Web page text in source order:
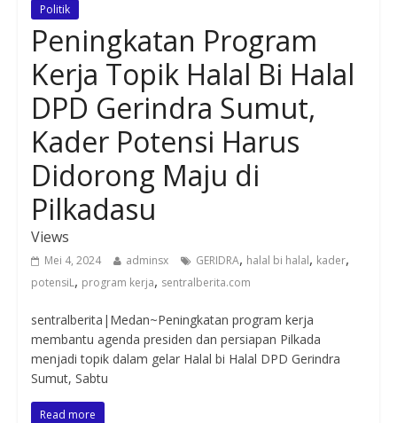
Politik
Peningkatan Program
Kerja Topik Halal Bi Halal
DPD Gerindra Sumut,
Kader Potensi Harus
Didorong Maju di
Pilkadasu
Views
Mei 4, 2024 adminsx GERIDRA, halal bi halal, kader,
potensiL, program kerja, sentralberita.com
sentralberita|Medan~Peningkatan program kerja
membantu agenda presiden dan persiapan Pilkada
menjadi topik dalam gelar Halal bi Halal DPD Gerindra
Sumut, Sabtu
Read more